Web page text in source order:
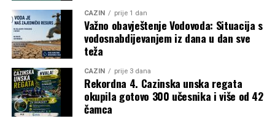
Post
Share
Tweet
Mail
CAZIN prije 1 dan
Važno obavještenje Vodovoda: Situacija s
vodosnabdijevanjem iz dana u dan sve
teža
CAZIN prije 3 dana
Rekordna 4. Cazinska unska regata
okupila gotovo 300 učesnika i više od 42
čamca